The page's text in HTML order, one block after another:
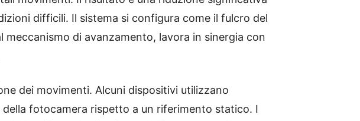
difficili. Il sistema si configura come il fulcro del
di avanzamento, lavora in sinergia con
dei movimenti. Alcuni dispositivi utilizzano
fotocamera rispetto a un riferimento statico. I